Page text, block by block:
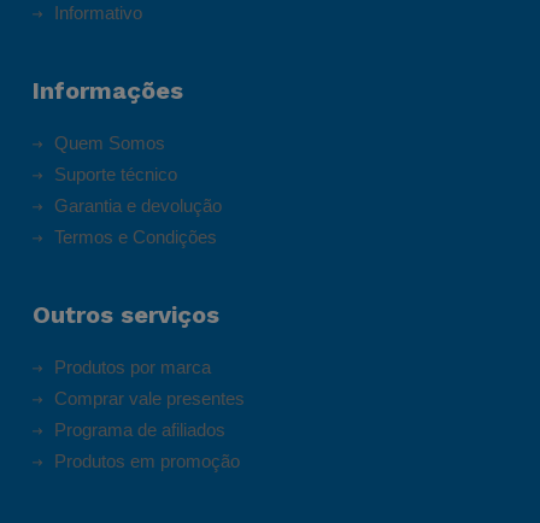
Informativo
Informações
Quem Somos
Suporte técnico
Garantia e devolução
Termos e Condições
Outros serviços
Produtos por marca
Comprar vale presentes
Programa de afiliados
Produtos em promoção